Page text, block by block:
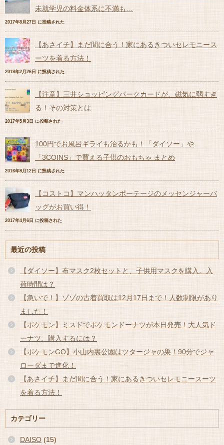
未就学児の料金体系に不満も…
2017年8月27日 に投稿された
【あさイチ】まだ間に合う！家にあるきついセレモニース
ーツを着る方法！
2019年2月26日 に投稿された
【注意】三井ショッピングパークカードが、磁気に弱すぎ
る！その対策とは
2017年5月3日 に投稿された
100円でお風呂ギライも治るかも！「ダイソー」や
「3COINS」で買える子供のおもちゃ まとめ
2016年9月12日 に投稿された
【コストコ】マンハッタンポーテージのメッセンジャーバ
ッグがお買い得！
2017年4月6日 に投稿された
最近の投稿
【ダイソー】布マスク2枚セットと、子供用マスクを購入。入
荷時間は？
【急いで！】ゾゾの古着買取は12月17日まで！人数制限があり
ました！
【ポケモン】ミスドでポケモンドーナツが本日発売！大人気ド
ーナツ、購入するには？
【ポケモンGO】小山内裏公園はツタージャの巣！90分でジャ
ローダまで進化！
【あさイチ】まだ間に合う！家にあるきついセレモニースーツ
を着る方法！
カテゴリー
DAISO (15)